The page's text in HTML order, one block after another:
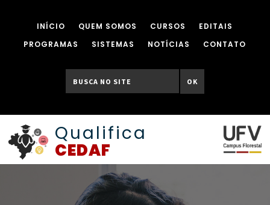
INÍCIO QUEM SOMOS CURSOS
EDITAIS
PROGRAMAS
SISTEMAS NOTÍCIAS CONTATO
OK
Qualifica
CEDAF